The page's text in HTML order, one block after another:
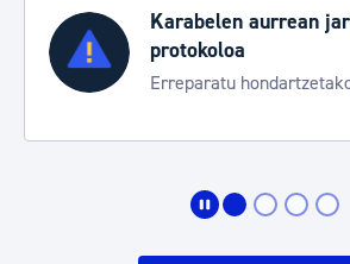
Karabelen aurrean
protokoloa
Erreparatu